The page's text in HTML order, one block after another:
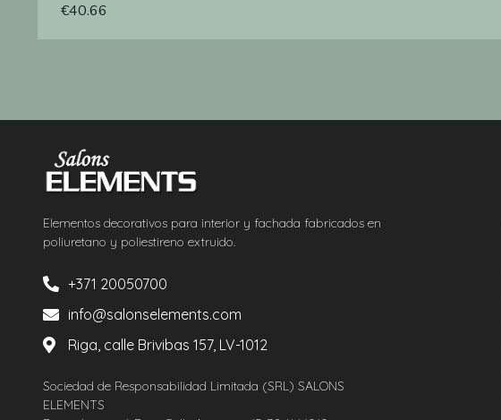
€40.66
Elementos decorativos para interior y fachada fabricados en
poliuretano y poliestireno extruido.
+371 20050700
info@salonselements.com
Riga, calle Brivibas 157, LV-1012
Sociedad de Responsabilidad Limitada (SRL) SALONS
ELEMENTS